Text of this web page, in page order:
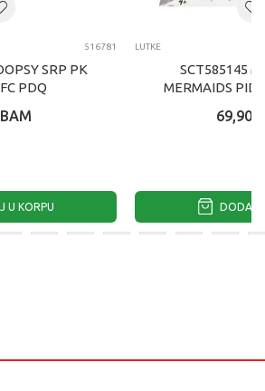
516781
SRP PK
PDQ
BAM
U KORPU
LUTKE
SCT585145
MERMAIDS
69,90
DODAJ